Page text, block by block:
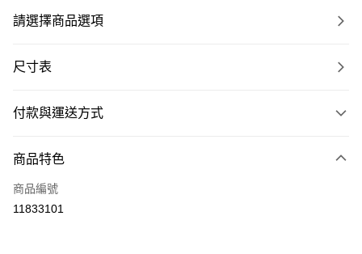
請選擇商品選項
尺寸表
付款與運送方式
信用卡一次付款
運送方式
商品特色
商品編號
11833101